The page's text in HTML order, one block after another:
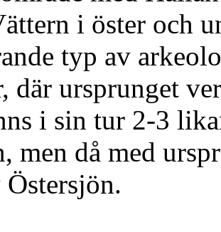
i öster och
typ av
där ursprunget
i sin tur 2-3
men då med